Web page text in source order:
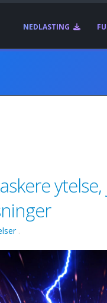
NEDLASTING
.